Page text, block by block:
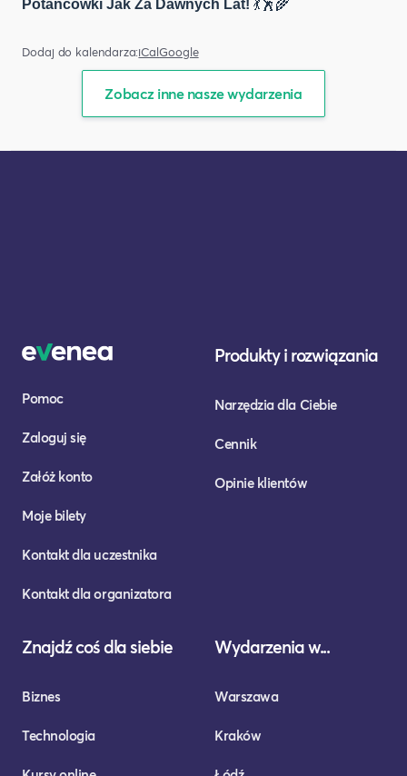
Potańcówki Jak Za Dawnych Lat! 💃🕺🌾
Dodaj do kalendarza:iCalGoogle
Zobacz inne nasze wydarzenia
Pomoc
Zaloguj się
Załóż konto
Moje bilety
Kontakt dla uczestnika
Kontakt dla organizatora
Produkty i rozwiązania
Narzędzia dla Ciebie
Cennik
Opinie klientów
Znajdź coś dla siebie
Biznes
Technologia
Wydarzenia w...
Warszawa
Kraków